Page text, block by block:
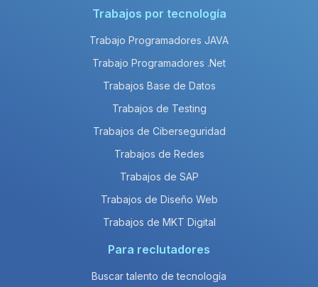
Trabajos por tecnología
Trabajo Programadores JAVA
Trabajo Programadores .Net
Trabajos Base de Datos
Trabajos de Testing
Trabajos de Ciberseguridad
Trabajos de Redes
Trabajos de SAP
Trabajos de Diseño Web
Trabajos de MKT Digital
Para reclutadores
Buscar talento de tecnología